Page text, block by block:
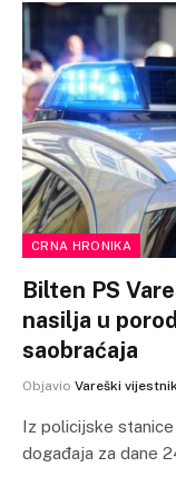
CRNA HRONIKA
Bilten PS
nasilja u
saobraćaja
Objavio Vareški vijestnik
Iz policijske
događaja za dane